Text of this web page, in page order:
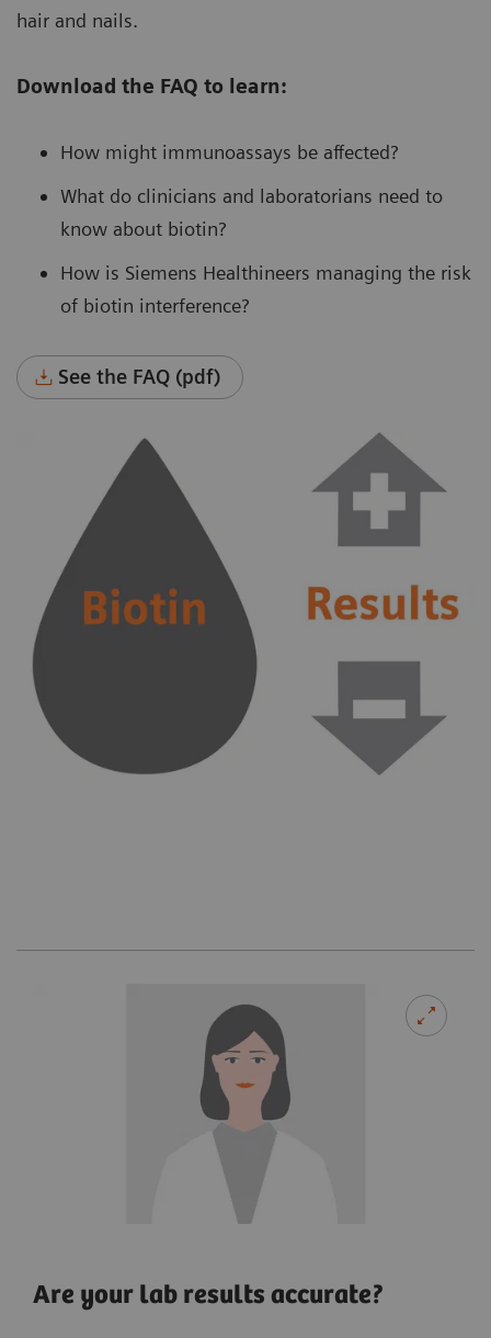
hair and nails.
Download the FAQ to learn:
How might immunoassays be affected?
What do clinicians and laboratorians need to
know about biotin?
How is Siemens Healthineers managing the risk
of biotin interference?
See the FAQ (pdf)
Are your lab results accurate?